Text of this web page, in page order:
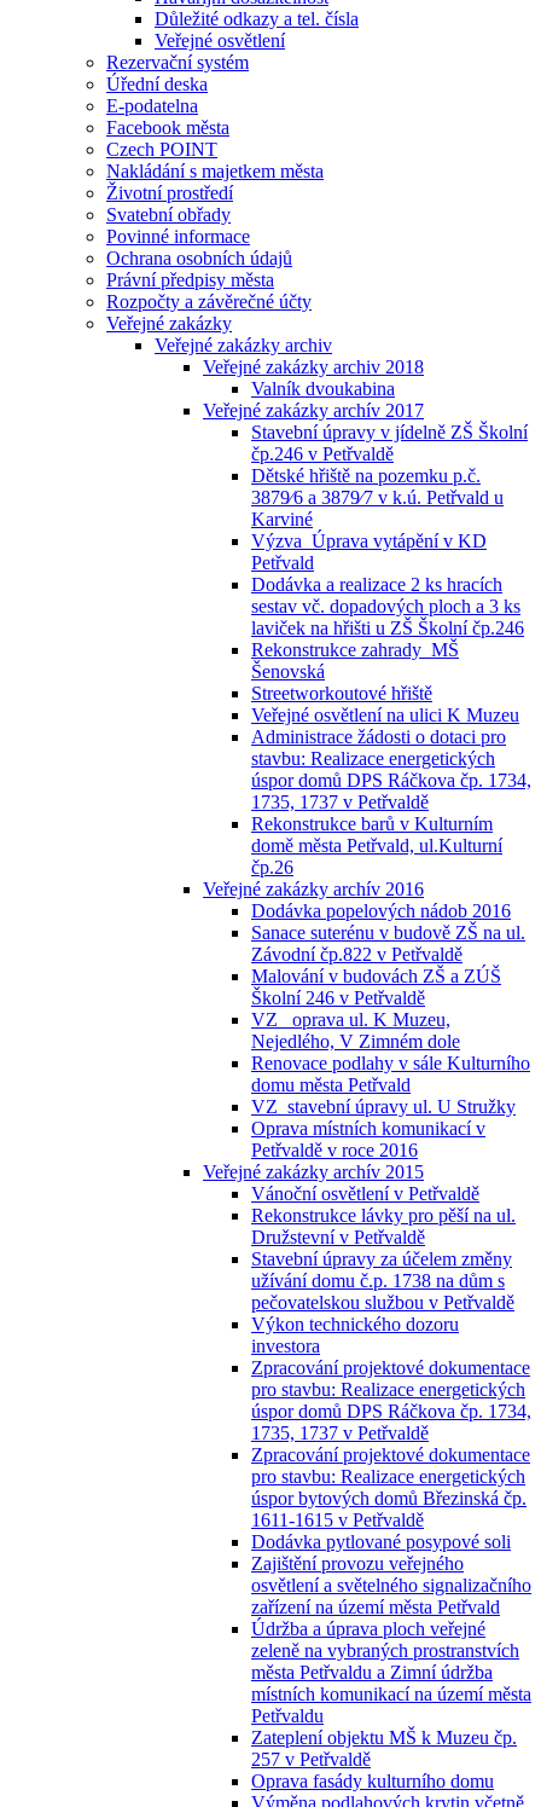
Důležité odkazy a tel. čísla
Veřejné osvětlení
Rezervační systém
Úřední deska
E-podatelna
Facebook města
Czech POINT
Nakládání s majetkem města
Životní prostředí
Svatební obřady
Povinné informace
Ochrana osobních údajů
Právní předpisy města
Rozpočty a závěrečné účty
Veřejné zakázky
Veřejné zakázky archiv
Veřejné zakázky archiv 2018
Valník dvoukabina
Veřejné zakázky archív 2017
Stavební úpravy v jídelně ZŠ Školní
čp.246 v Petřvaldě
Dětské hřiště na pozemku p.č.
3879⁄6 a 3879⁄7 v k.ú. Petřvald u
Karviné
Výzva_Úprava vytápění v KD
Petřvald
Dodávka a realizace 2 ks hracích
sestav vč. dopadových ploch a 3 ks
laviček na hřišti u ZŠ Školní čp.246
Rekonstrukce zahrady_MŠ
Šenovská
Streetworkoutové hřiště
Veřejné osvětlení na ulici K Muzeu
Administrace žádosti o dotaci pro
stavbu: Realizace energetických
úspor domů DPS Ráčkova čp. 1734,
1735, 1737 v Petřvaldě
Rekonstrukce barů v Kulturním
domě města Petřvald, ul.Kulturní
čp.26
Veřejné zakázky archív 2016
Dodávka popelových nádob 2016
Sanace suterénu v budově ZŠ na ul.
Závodní čp.822 v Petřvaldě
Malování v budovách ZŠ a ZÚŠ
Školní 246 v Petřvaldě
VZ_ oprava ul. K Muzeu,
Nejedlého, V Zimném dole
Renovace podlahy v sále Kulturního
domu města Petřvald
VZ_stavební úpravy ul. U Stružky
Oprava místních komunikací v
Petřvaldě v roce 2016
Veřejné zakázky archív 2015
Vánoční osvětlení v Petřvaldě
Rekonstrukce lávky pro pěší na ul.
Družstevní v Petřvaldě
Stavební úpravy za účelem změny
užívání domu č.p. 1738 na dům s
pečovatelskou službou v Petřvaldě
Výkon technického dozoru
investora
Zpracování projektové dokumentace
pro stavbu: Realizace energetických
úspor domů DPS Ráčkova čp. 1734,
1735, 1737 v Petřvaldě
Zpracování projektové dokumentace
pro stavbu: Realizace energetických
úspor bytových domů Březinská čp.
1611-1615 v Petřvaldě
Dodávka pytlované posypové soli
Zajištění provozu veřejného
osvětlení a světelného signalizačního
zařízení na území města Petřvald
Údržba a úprava ploch veřejné
zeleně na vybraných prostranstvích
města Petřvaldu a Zimní údržba
místních komunikací na území města
Petřvaldu
Zateplení objektu MŠ k Muzeu čp.
257 v Petřvaldě
Oprava fasády kulturního domu
Výměna podlahových krytin včetně